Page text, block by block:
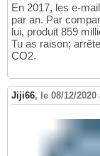
En 2017, les e-
par an. Par
lui, produit 859
Tu as raison;
CO2.
Jiji66, le 08/12/2020